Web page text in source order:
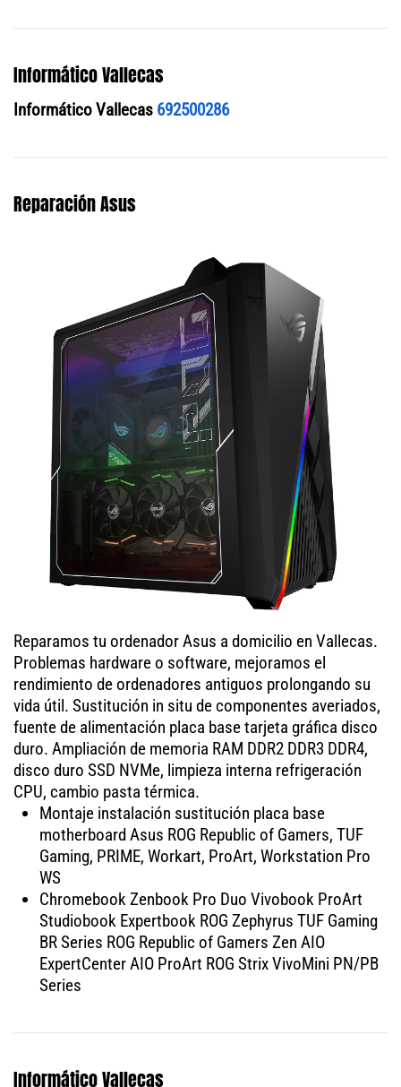
Informático Vallecas
Informático Vallecas 692500286
Reparación Asus
Reparamos tu ordenador Asus a domicilio en Vallecas.
Problemas hardware o software, mejoramos el
rendimiento de ordenadores antiguos prolongando su
vida útil. Sustitución in situ de componentes averiados,
fuente de alimentación placa base tarjeta gráfica disco
duro. Ampliación de memoria RAM DDR2 DDR3 DDR4,
disco duro SSD NVMe, limpieza interna refrigeración
CPU, cambio pasta térmica.
Montaje instalación sustitución placa base
motherboard Asus ROG Republic of Gamers, TUF
Gaming, PRIME, Workart, ProArt, Workstation Pro
WS
Chromebook Zenbook Pro Duo Vivobook ProArt
Studiobook Expertbook ROG Zephyrus TUF Gaming
BR Series ROG Republic of Gamers Zen AIO
ExpertCenter AIO ProArt ROG Strix VivoMini PN/PB
Series
Informático Vallecas